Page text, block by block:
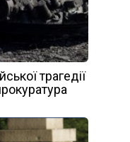
трагедії